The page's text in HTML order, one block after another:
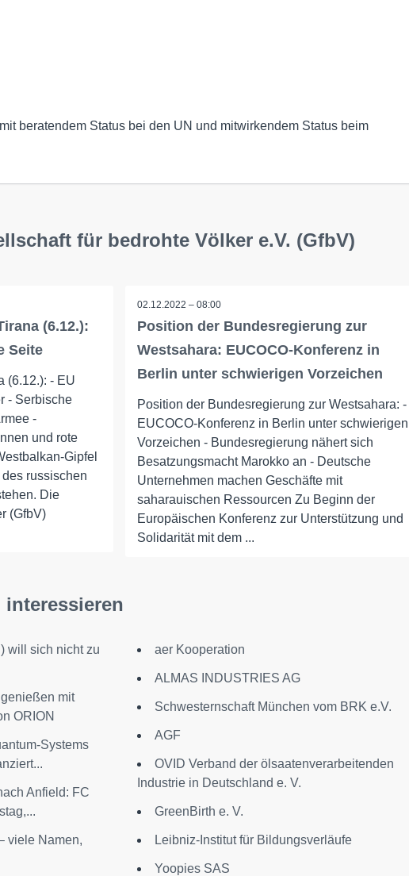
beratendem Status bei den UN und mitwirkendem Status beim
für bedrohte Völker e.V. (GfbV)
(6.12.):
Seite
(6.12.): - EU
- Serbische
-
und rote
Gipfel
russischen
Die
(GfbV)
02.12.2022 – 08:00
Position der Bundesregierung zur
Westsahara: EUCOCO-Konferenz in
Berlin unter schwierigen Vorzeichen
Position der Bundesregierung zur Westsahara: -
EUCOCO-Konferenz in Berlin unter schwierigen
Vorzeichen - Bundesregierung nähert sich
Besatzungsmacht Marokko an - Deutsche
Unternehmen machen Geschäfte mit
saharauischen Ressourcen Zu Beginn der
Europäischen Konferenz zur Unterstützung und
Solidarität mit dem ...
interessieren
will sich nicht zu
mit
ORION
Systems
Anfield: FC
viele Namen,
aer Kooperation
ALMAS INDUSTRIES AG
Schwesternschaft München vom BRK e.V.
AGF
OVID Verband der ölsaatenverarbeitenden
Industrie in Deutschland e. V.
GreenBirth e. V.
Leibniz-Institut für Bildungsverläufe
Yoopies SAS